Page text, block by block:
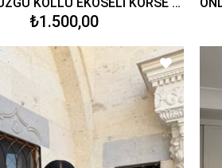
₺1.500,00